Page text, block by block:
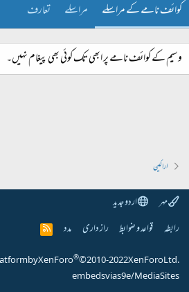
کوائف نامے کے مراسلے مراسلے تعارف
وسیم کے کوائف نامے پر ابھی تک کوئی بھی پیغام نہیں۔
اراکین
مہر
اردو جدید
رابطہ قواعد و ضوابط راز داری مدد
R
S
by XenForo®© 2010-2022 XenForo Ltd.
embeds via s9e/MediaSites